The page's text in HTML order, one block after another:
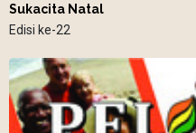
Sukacita Natal
Edisi ke-22